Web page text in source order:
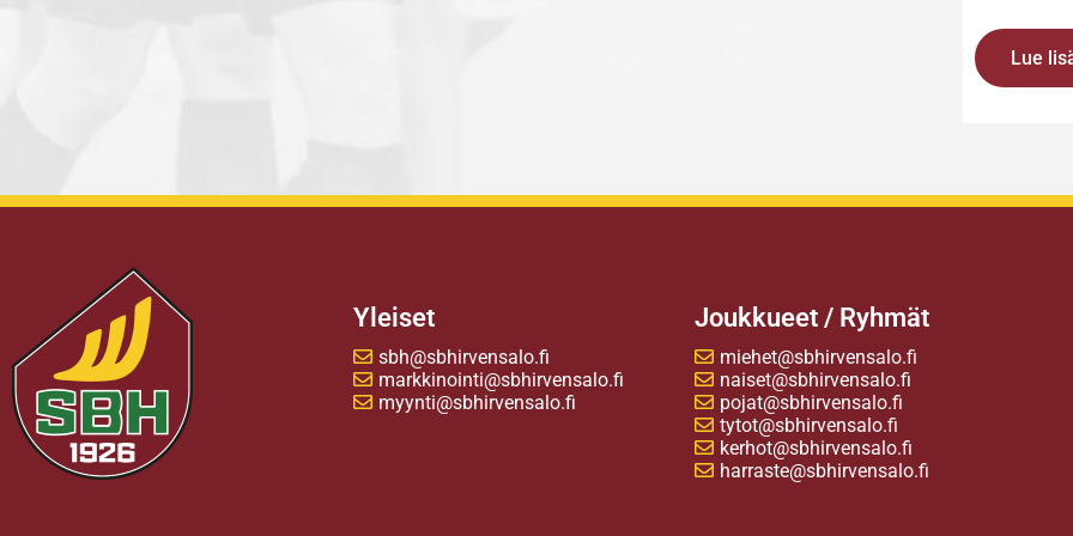
Lue
Yleiset
sbh@sbhirvensalo.fi
markkinointi@sbhirvensalo.fi
myynti@sbhirvensalo.fi
Joukkueet / Ryhmät
miehet@sbhirvensalo.fi
naiset@sbhirvensalo.fi
pojat@sbhirvensalo.fi
tytot@sbhirvensalo.fi
kerhot@sbhirvensalo.fi
harraste@sbhirvensalo.fi